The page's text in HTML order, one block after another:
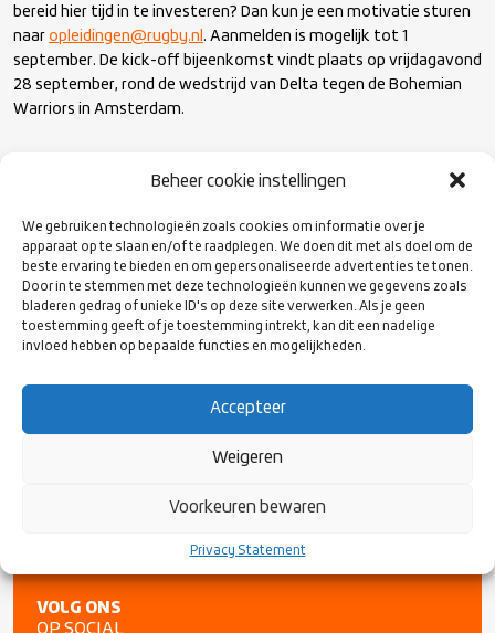
Beheer cookie instellingen
We gebruiken technologieën zoals cookies om informatie over je
apparaat op te slaan en/of te raadplegen. We doen dit met als doel om de
beste ervaring te bieden en om gepersonaliseerde advertenties te tonen.
Door in te stemmen met deze technologieën kunnen we gegevens zoals
bladeren gedrag of unieke ID's op deze site verwerken. Als je geen
toestemming geeft of je toestemming intrekt, kan dit een nadelige
invloed hebben op bepaalde functies en mogelijkheden.
Accepteer
Weigeren
Voorkeuren bewaren
Privacy Statement
bereid hier tijd in te investeren? Dan kun je een motivatie sturen
naar opleidingen@rugby.nl . Aanmelden is mogelijk tot 1
september. De kick-off bijeenkomst vindt plaats op vrijdagavond
28 september, rond de wedstrijd van Delta tegen de Bohemian
Warriors in Amsterdam.
Het programma wordt geleid door een ervaren team van
gedurende het seizoen maandelijks bijeenkomen, zowel online als
fysiek. Tijdens deze bijeenkomsten worden diverse onderwerpen
behandeld en worden praktijkwedstrijden gefloten. De exacte
invulling van de bijeenkomsten wordt bekend gemaakt in begin
september. De Development Group streeft ernaar om niet op
een top-down manier te werken, maar de scheidsrechters actief
verwacht dat deelnemers minimaal 80% van de bijeenkomsten
VOLG ONS